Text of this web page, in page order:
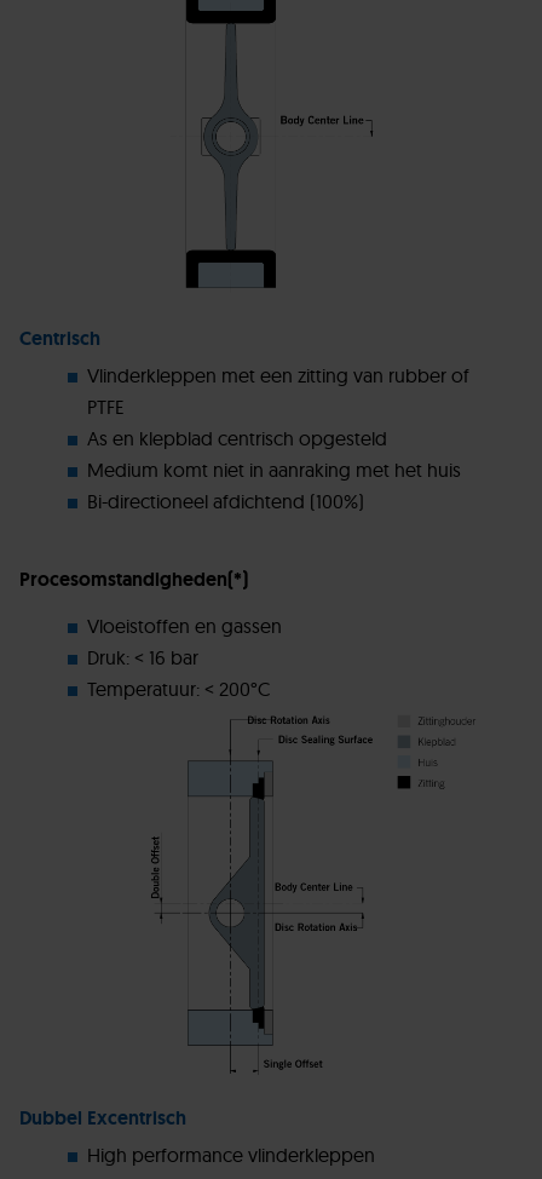
Centrisch
Vlinderkleppen met een zitting van rubber of
PTFE
As en klepblad centrisch opgesteld
Medium komt niet in aanraking met het huis
Bi-directioneel afdichtend (100%)
Procesomstandigheden(*)
Vloeistoffen en gassen
Druk: < 16 bar
Temperatuur: < 200°C
Dubbel Excentrisch
High performance vlinderkleppen